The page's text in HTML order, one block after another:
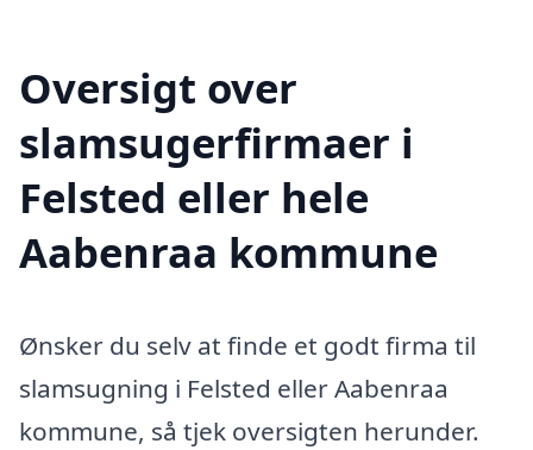
Oversigt over
slamsugerfirmaer i
Felsted eller hele
Aabenraa kommune
Ønsker du selv at finde et godt firma til
slamsugning i Felsted eller Aabenraa
kommune, så tjek oversigten herunder.